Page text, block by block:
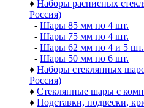
♦ Наборы расписных
Россия)
- Шары 85 мм по 4 шт.
- Шары 75 мм по 4 шт.
- Шары 62 мм по 4 и 5 шт.
- Шары 50 мм по 6 шт.
♦ Наборы стеклянных
Россия)
♦ Стеклянные шары с
♦ Подставки, подвески,